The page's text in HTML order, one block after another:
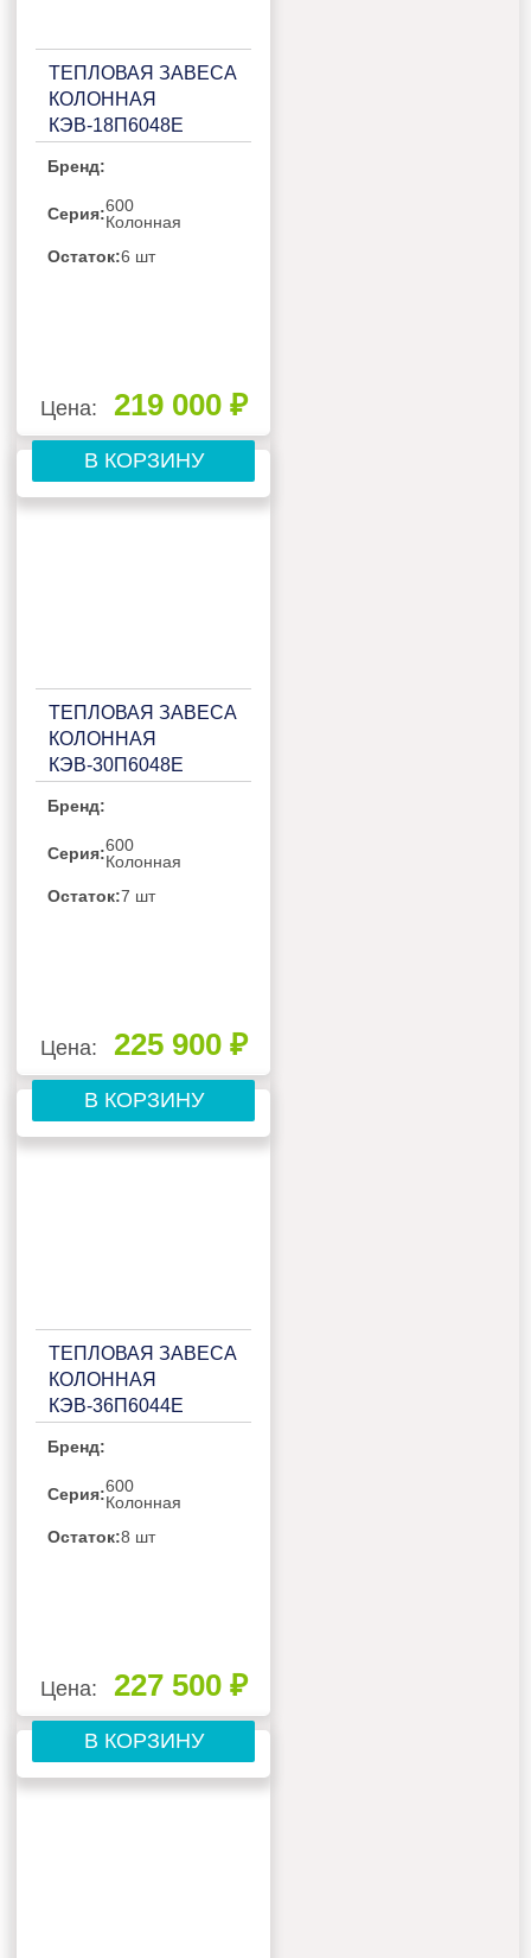
ТЕПЛОВАЯ ЗАВЕСА
КОЛОННАЯ
КЭВ-18П6048Е
Бренд:
Серия:600
Колонная
Остаток:6 шт
Цена: 219 000 ₽
В КОРЗИНУ
ТЕПЛОВАЯ ЗАВЕСА
КОЛОННАЯ
КЭВ-30П6048Е
Бренд:
Серия:600
Колонная
Остаток:7 шт
Цена: 225 900 ₽
В КОРЗИНУ
ТЕПЛОВАЯ ЗАВЕСА
КОЛОННАЯ
КЭВ-36П6044Е
Бренд:
Серия:600
Колонная
Остаток:8 шт
Цена: 227 500 ₽
В КОРЗИНУ